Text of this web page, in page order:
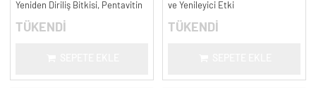
Yeniden Diriliş Bitkisi, Pentavitin
TÜKENDİ
ve Yenileyici Etki
TÜKENDİ